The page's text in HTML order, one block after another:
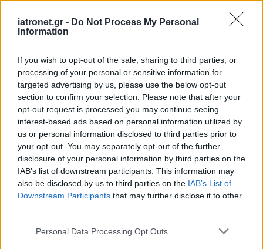
iatronet.gr - Do Not Process My Personal
Information
If you wish to opt-out of the sale, sharing to third parties, or
processing of your personal or sensitive information for
targeted advertising by us, please use the below opt-out
section to confirm your selection. Please note that after your
opt-out request is processed you may continue seeing
interest-based ads based on personal information utilized by
us or personal information disclosed to third parties prior to
your opt-out. You may separately opt-out of the further
disclosure of your personal information by third parties on the
IAB’s list of downstream participants. This information may
also be disclosed by us to third parties on the IAB’s List of
Downstream Participants that may further disclose it to other
Please note that this website/app uses one or more Google
Personal Data Processing Opt Outs
Αδ. Γεωργιάδης στη Ρόδο: ''Σε ενάμιση χρόνο, το
νοσοκομείο θα είναι καινούργιο''- 'Αμεσα μέτρα
προσωπικού
Δίαιτα vegan χαμηλών λιπαρών βοηθά στην
απώλεια βάρους χωρίς να μειώνεται η ποσότητα
του φαγητού [μελέτη]
#TAGS
Εγκυμοσύνη
Προσθέστε το iatronet.gr στο Discover